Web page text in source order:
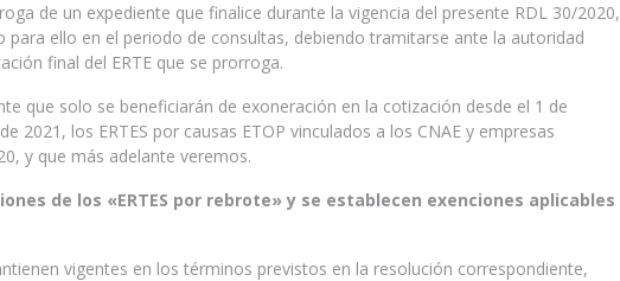
de un expediente que finalice durante la vigencia del presente RDL 30/2020,
para ello en el periodo de consultas, debiendo tramitarse ante la autoridad
final del ERTE que se prorroga.
que solo se beneficiarán de exoneración en la cotización desde el 1 de
2021, los ERTES por causas ETOP vinculados a los CNAE y empresas
y que más adelante veremos.
de los «ERTES por rebrote» y se establecen exenciones aplicables
vigentes en los términos previstos en la resolución correspondiente,